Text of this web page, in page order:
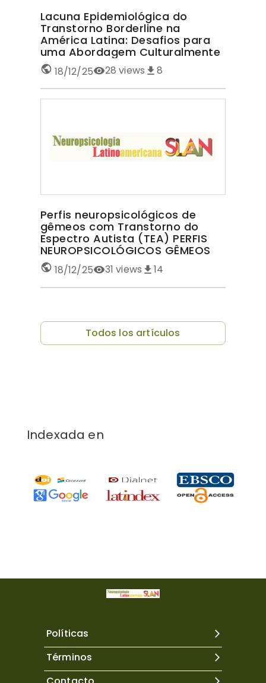
Lacuna Epidemiológica do
Transtorno Borderline na
América Latina: Desafios para
uma Abordagem Culturalmente
Sensível TRANSTORNO
BORDERLINE NA AMÉRICA LATINA
18/12/25 28 views 8
Perfis neuropsicológicos de
gêmeos com Transtorno do
Espectro Autista (TEA) PERFIS
NEUROPSICOLÓGICOS GÊMEOS
COM TEA
18/12/25 31 views 14
Todos los artículos
Indexada en
Políticas
Términos